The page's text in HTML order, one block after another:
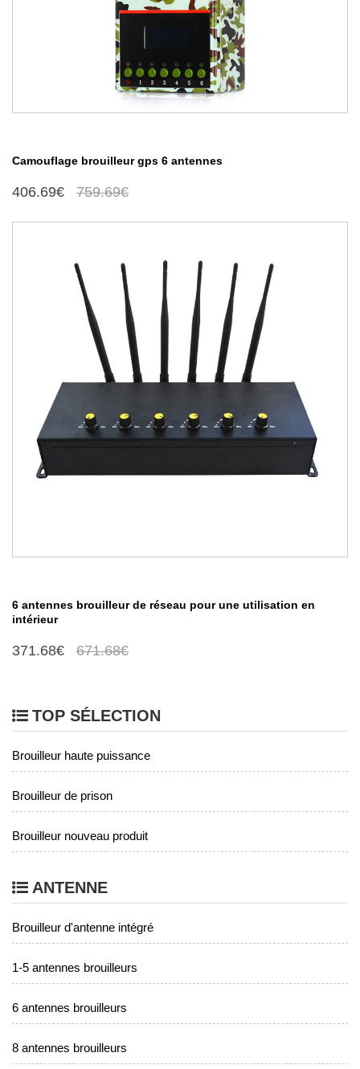
Camouflage brouilleur gps 6 antennes
406.69€ 759.69€
6 antennes brouilleur de réseau pour une utilisation en
intérieur
371.68€ 671.68€
TOP SÉLECTION
Brouilleur haute puissance
Brouilleur de prison
Brouilleur nouveau produit
ANTENNE
Brouilleur d'antenne intégré
1-5 antennes brouilleurs
6 antennes brouilleurs
8 antennes brouilleurs